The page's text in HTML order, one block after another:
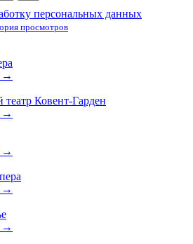
персональных данных
просмотров
→
театр Ковент-Гарден
→
→
→
→